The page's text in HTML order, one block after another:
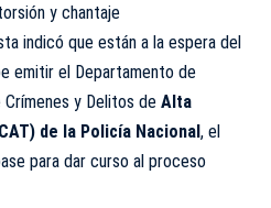
y chantaje
indicó que están a la espera del
emitir el Departamento de
y Delitos de Alta
de la Policía Nacional, el
para dar curso al proceso